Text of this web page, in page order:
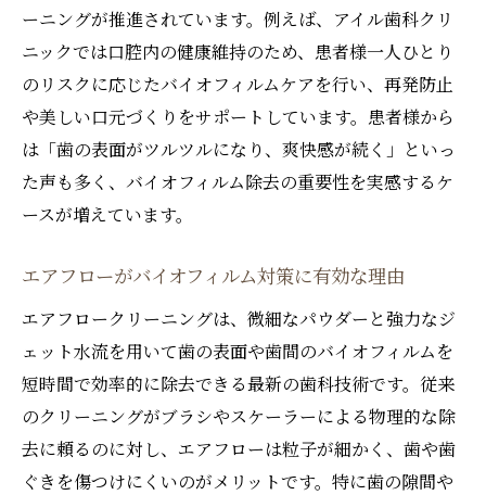
ーニングが推進されています。例えば、アイル歯科クリ
ニックでは口腔内の健康維持のため、患者様一人ひとり
のリスクに応じたバイオフィルムケアを行い、再発防止
や美しい口元づくりをサポートしています。患者様から
は「歯の表面がツルツルになり、爽快感が続く」といっ
た声も多く、バイオフィルム除去の重要性を実感するケ
ースが増えています。
エアフローがバイオフィルム対策に有効な理由
エアフロークリーニングは、微細なパウダーと強力なジ
ェット水流を用いて歯の表面や歯間のバイオフィルムを
短時間で効率的に除去できる最新の歯科技術です。従来
のクリーニングがブラシやスケーラーによる物理的な除
去に頼るのに対し、エアフローは粒子が細かく、歯や歯
ぐきを傷つけにくいのがメリットです。特に歯の隙間や